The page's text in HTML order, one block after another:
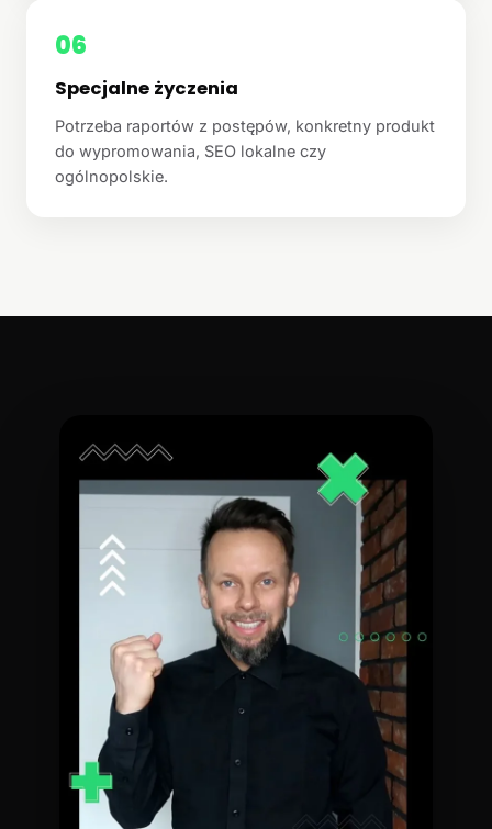
06
Specjalne życzenia
Potrzeba raportów z postępów, konkretny produkt
do wypromowania, SEO lokalne czy
ogólnopolskie.